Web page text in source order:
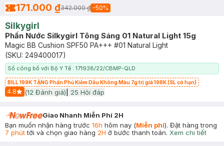
171.000 ₫342.000 ₫ -50%
Silkygirl
Phấn Nước Silkygirl Tông Sáng 01 Natural Light 15g
Magic BB Cushion SPF50 PA+++ #01 Natural Light
(SKU: 249400017)
Số công bố với Bộ Y Tế : 171938/22/CBMP-QLD
BILL 199K TẶNG Phấn Phủ Kiềm Dầu Không Màu 7g trị giá 198K (SL có hạn)
4.8
Start Icon
(12 Đánh giá) 25 Hỏi đáp
Giao Nhanh Miễn Phí 2H
Bạn muốn nhận hàng trước 16h hôm nay (Miễn phí). Đặt hàng trong
7 phúttới và chọn giao hàng 2H ở bước thanh toán. Xem chi tiết